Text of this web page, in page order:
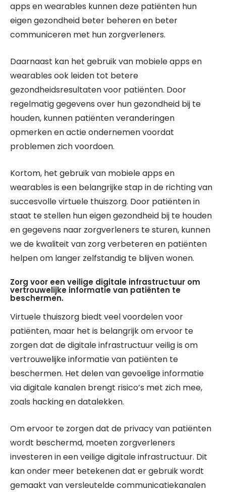
apps en wearables kunnen deze patiënten hun
eigen gezondheid beter beheren en beter
communiceren met hun zorgverleners.
Daarnaast kan het gebruik van mobiele apps en
wearables ook leiden tot betere
gezondheidsresultaten voor patiënten. Door
regelmatig gegevens over hun gezondheid bij te
houden, kunnen patiënten veranderingen
opmerken en actie ondernemen voordat
problemen zich voordoen.
Kortom, het gebruik van mobiele apps en
wearables is een belangrijke stap in de richting van
succesvolle virtuele thuiszorg. Door patiënten in
staat te stellen hun eigen gezondheid bij te houden
en gegevens naar zorgverleners te sturen, kunnen
we de kwaliteit van zorg verbeteren en patiënten
helpen om langer zelfstandig te blijven wonen.
Zorg voor een veilige digitale infrastructuur om
vertrouwelijke informatie van patiënten te
beschermen.
Virtuele thuiszorg biedt veel voordelen voor
patiënten, maar het is belangrijk om ervoor te
zorgen dat de digitale infrastructuur veilig is om
vertrouwelijke informatie van patiënten te
beschermen. Het delen van gevoelige informatie
via digitale kanalen brengt risico’s met zich mee,
zoals hacking en datalekken.
Om ervoor te zorgen dat de privacy van patiënten
wordt beschermd, moeten zorgverleners
investeren in een veilige digitale infrastructuur. Dit
kan onder meer betekenen dat er gebruik wordt
gemaakt van versleutelde communicatiekanalen